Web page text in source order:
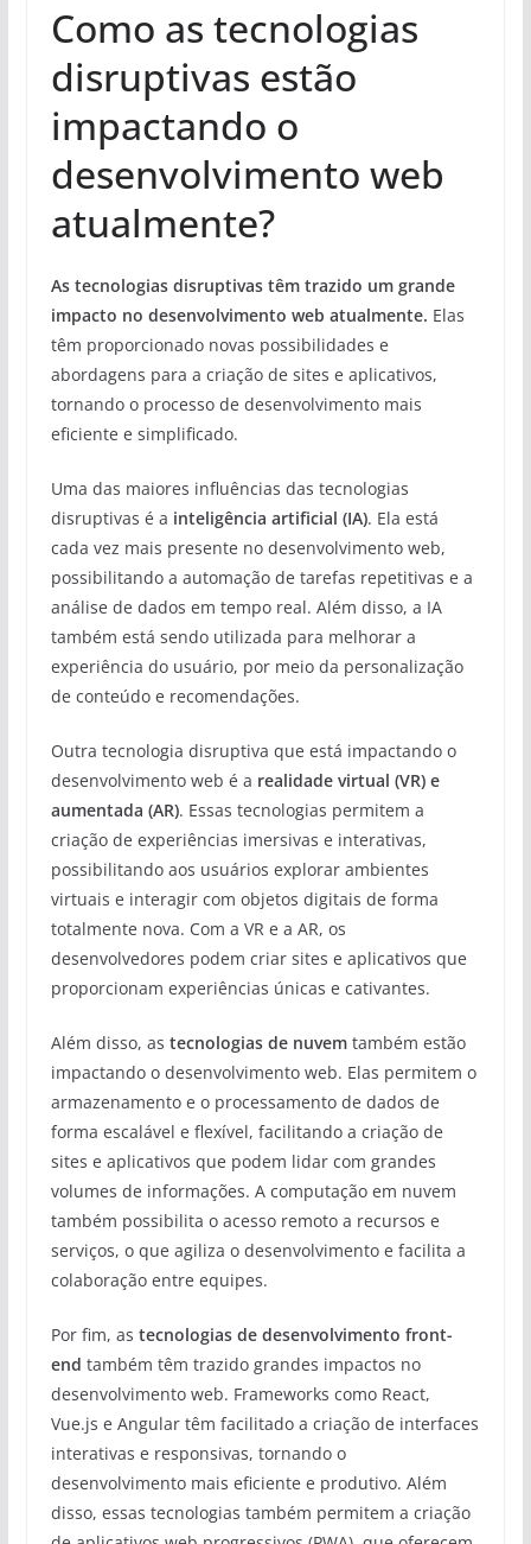
Como as tecnologias
disruptivas estão
impactando o
desenvolvimento web
atualmente?
As tecnologias disruptivas têm trazido um grande
impacto no desenvolvimento web atualmente. Elas
têm proporcionado novas possibilidades e
abordagens para a criação de sites e aplicativos,
tornando o processo de desenvolvimento mais
eficiente e simplificado.
Uma das maiores influências das tecnologias
disruptivas é a inteligência artificial (IA). Ela está
cada vez mais presente no desenvolvimento web,
possibilitando a automação de tarefas repetitivas e a
análise de dados em tempo real. Além disso, a IA
também está sendo utilizada para melhorar a
experiência do usuário, por meio da personalização
de conteúdo e recomendações.
Outra tecnologia disruptiva que está impactando o
desenvolvimento web é a realidade virtual (VR) e
aumentada (AR). Essas tecnologias permitem a
criação de experiências imersivas e interativas,
possibilitando aos usuários explorar ambientes
virtuais e interagir com objetos digitais de forma
totalmente nova. Com a VR e a AR, os
desenvolvedores podem criar sites e aplicativos que
proporcionam experiências únicas e cativantes.
Além disso, as tecnologias de nuvemtambém estão
impactando o desenvolvimento web. Elas permitem o
armazenamento e o processamento de dados de
forma escalável e flexível, facilitando a criação de
sites e aplicativos que podem lidar com grandes
volumes de informações. A computação em nuvem
também possibilita o acesso remoto a recursos e
serviços, o que agiliza o desenvolvimento e facilita a
colaboração entre equipes.
Por fim, as tecnologias de desenvolvimento front-
end também têm trazido grandes impactos no
desenvolvimento web. Frameworks como React,
Vue.js e Angular têm facilitado a criação de interfaces
interativas e responsivas, tornando o
desenvolvimento mais eficiente e produtivo. Além
disso, essas tecnologias também permitem a criação